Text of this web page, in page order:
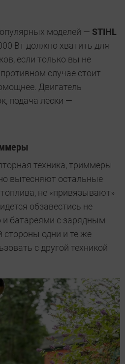
моделей — STIHL
Вт должно хватить для
если только вы не
случае стоит
Двигатель
подача лески —
техника, триммеры
вытесняют остальные
не «привязывают»
обзавестись не
батареями с зарядным
стороны одни и те же
с другой техникой